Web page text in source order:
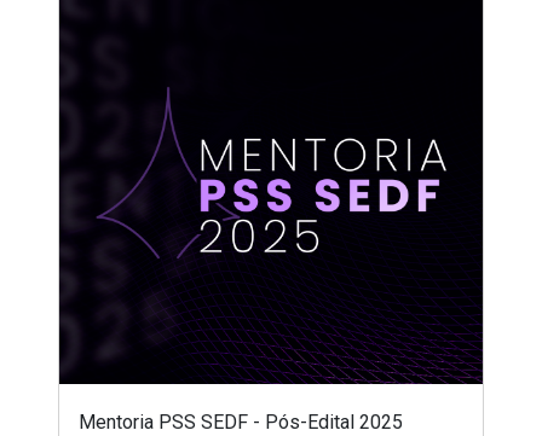
Mentoria PSS SEDF - Pós-Edital 2025